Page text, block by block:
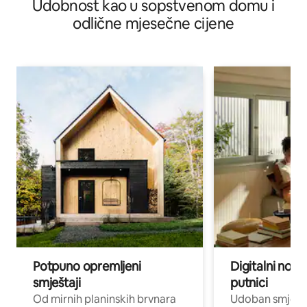
Udobnost kao u sopstvenom domu i
odlične mjesečne cijene
Potpuno opremljeni
smještaji
Od mirnih planinskih brvnara
Digitalni
putnici
Udoban